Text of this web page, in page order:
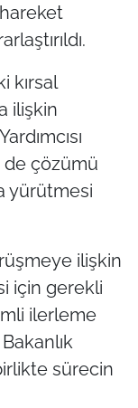
kırsal
ilişkin
de çözümü
yürütmesi
ilişkin
için gerekli
ilerleme
sürecin